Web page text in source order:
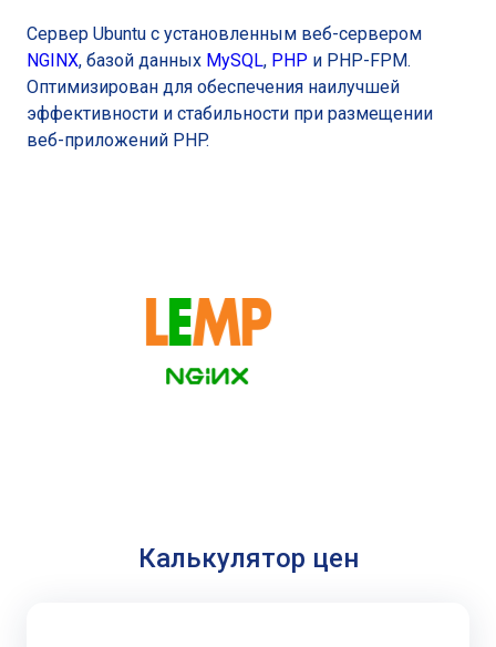
Сервер Ubuntu с установленным веб-сервером
NGINX, базой данных MySQL, PHP и PHP-FPM.
Оптимизирован для обеспечения наилучшей
эффективности и стабильности при размещении
веб-приложений PHP.
Калькулятор цен